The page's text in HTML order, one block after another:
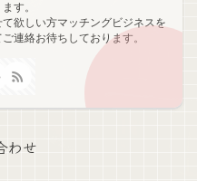
す。
欲しい方マッチングビジネスを
連絡お待ちしております。
わせ